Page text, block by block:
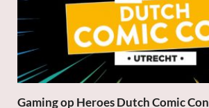
Gaming op Heroes Dutch Comic Con